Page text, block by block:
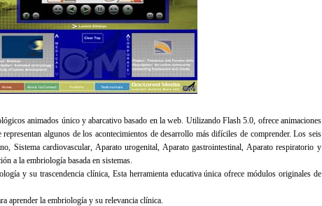
animados único y abarcativo basado en la web. Utilizando Flash 5.0, ofrece animaciones
algunos de los acontecimientos de desarrollo más difíciles de comprender. Los seis
Sistema cardiovascular, Aparato urogenital, Aparato gastrointestinal, Aparato respiratorio y
a la embriología basada en sistemas.
y su trascendencia clínica, Esta herramienta educativa única ofrece módulos originales de
aprender la embriología y su relevancia clínica.